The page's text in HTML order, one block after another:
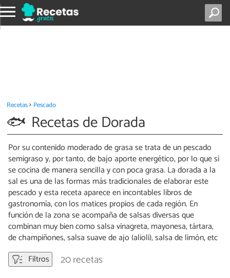
Recetas Pescado
Recetas de Dorada
Por su contenido moderado de grasa se trata de un pescado
semigraso y, por tanto, de bajo aporte energético, por lo que si
se cocina de manera sencilla y con poca grasa. La dorada a la
sal es una de las formas más tradicionales de elaborar este
pescado y esta receta aparece en incontables libros de
gastronomía, con los matices propios de cada región. En
función de la zona se acompaña de salsas diversas que
combinan muy bien como salsa vinagreta, mayonesa, tártara,
de champiñones, salsa suave de ajo (alioli), salsa de limón, etc
Filtros
20 recetas